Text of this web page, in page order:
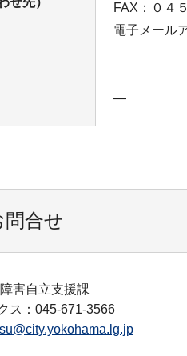
FAX：０４
電子メール
―
合せ
害自立支援課
ス：045-671-3566